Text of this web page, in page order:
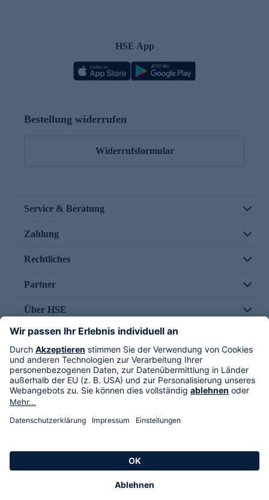
HSE App
Bestellung widerrufen
Widerrufsformular
Service & Beratung
Zahlung
Rechtliches
Partner
Über HSE
Im TV
HSE International